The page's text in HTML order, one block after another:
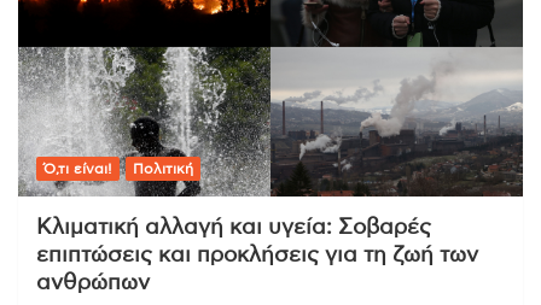
Ό,τι είναι! Πολιτική
Κλιματική αλλαγή και υγεία: Σοβαρές
επιπτώσεις και προκλήσεις για τη ζωή των
ανθρώπων